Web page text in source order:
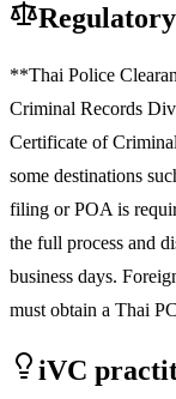
**Thai Police
Criminal Records
Certificate of
some destinations
filing or POA is
the full process and
business days.
must obtain a Thai
iVC